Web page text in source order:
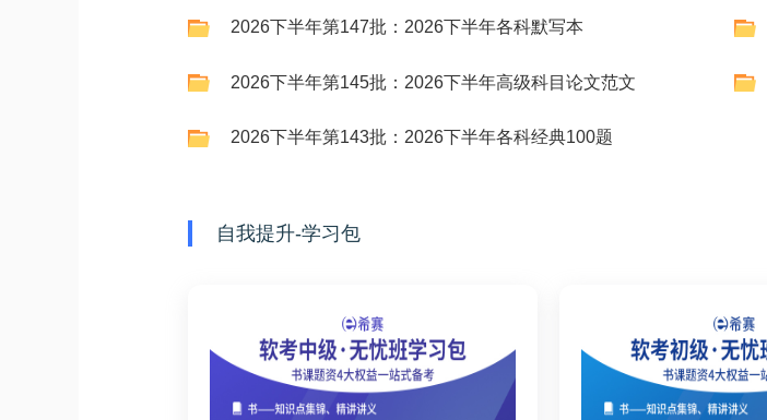
2026下半年第147批：2026下半年各科默写本
2026下半年第145批：2026下半年高级科目论文范文
2026下半年第143批：2026下半年各科经典100题
自我提升-学习包